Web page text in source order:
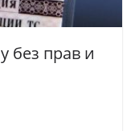
без прав и